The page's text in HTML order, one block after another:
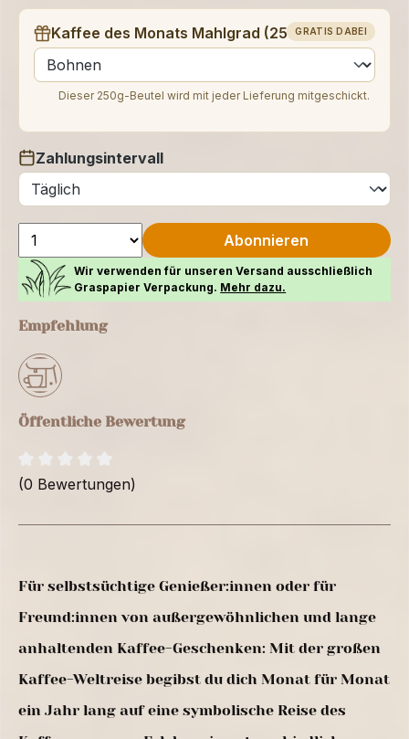
GRATIS DABEI
Kaffee des Monats Mahlgrad (250 g)
auswählen
Dieser 250g-Beutel wird mit jeder Lieferung mitgeschickt.
Zahlungsintervall
auswählen
Abonnieren
Wir verwenden für unseren Versand ausschließlich
Graspapier Verpackung. Mehr dazu.
Empfehlung
Öffentliche Bewertung
(0 Bewertungen)
Für selbstsüchtige Genießer:innen oder für
Freund:innen von außergewöhnlichen und lange
anhaltenden Kaffee-Geschenken: Mit der großen
Kaffee-Weltreise begibst du dich Monat für Monat
ein Jahr lang auf eine symbolische Reise des